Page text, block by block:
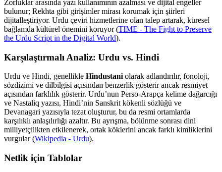
Zorluklar arasında yazı kullanımının azalması ve dijital engeller
bulunur; Rekhta gibi girişimler mirası korumak için şiirleri
dijitalleştiriyor. Urdu çeviri hizmetlerine olan talep artarak, küresel
bağlamda kültürel önemini koruyor (TIME - The Fight to Preserve
the Urdu Script in the Digital World).
Karşılaştırmalı Analiz: Urdu vs. Hindi
Urdu ve Hindi, genellikle Hindustani olarak adlandırılır, fonoloji,
sözdizimi ve dilbilgisi açısından benzerlik gösterir ancak resmiyet
açısından farklılık gösterir. Urdu’nun Perso-Arapça kelime dağarcığı
ve Nastaliq yazısı, Hindi’nin Sanskrit kökenli sözlüğü ve
Devanagari yazısıyla tezat oluşturur, bu da resmi ortamlarda
karşılıklı anlaşılırlığı azaltır. Bu ayrışma, bölünme sonrası dini
milliyetçilikten etkilenerek, ortak köklerini ancak farklı kimliklerini
vurgular (Wikipedia - Urdu).
Netlik için Tablolar